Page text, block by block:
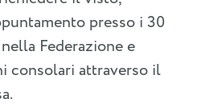
presso i 30
Federazione e
consolari attraverso il